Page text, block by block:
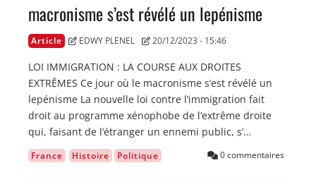
macronisme s’est révélé un lepénisme
Article EDWY PLENEL 20/12/2023 - 15:46
LOI IMMIGRATION : LA COURSE AUX DROITES
EXTRÊMES Ce jour où le macronisme s’est révélé un
lepénisme La nouvelle loi contre l’immigration fait
droit au programme xénophobe de l’extrême droite
qui, faisant de l’étranger un ennemi public, s’…
France Histoire Politique 0 commentaires